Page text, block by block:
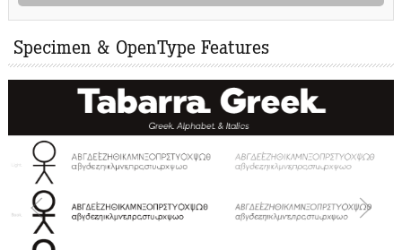
Specimen & OpenType Features